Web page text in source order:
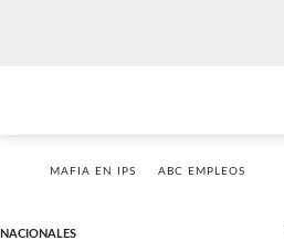
MAFIA EN IPS ABC EMPLEOS
NACIONALES